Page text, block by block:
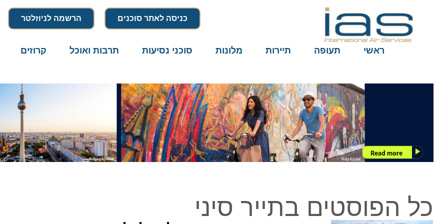
כניסה לאתר סוכנים הרשמה לניוזלטר
ראשי תעופה תיירות מלונות סוכני נסיעות תרבות ואוכל קרוזים
כל הפוסטים בתייר סיני